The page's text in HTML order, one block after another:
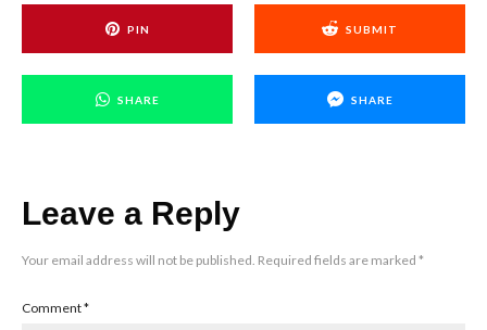
PIN SUBMIT
SHARE SHARE
Leave a Reply
Your email address will not be published. Required fields are marked *
Comment*